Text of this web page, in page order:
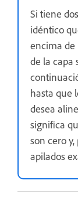
Si tiene
idéntico
encima de
de la capa
hasta que
desea
significa
son cero
apilados